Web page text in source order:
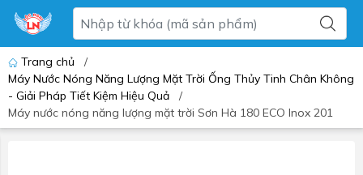
Trang chủ
/
Máy Nước Nóng Năng Lượng Mặt Trời Ống Thủy Tinh Chân Không
- Giải Pháp Tiết Kiệm Hiệu Quả
/
Máy nước nóng năng lượng mặt trời Sơn Hà 180 ECO Inox 201